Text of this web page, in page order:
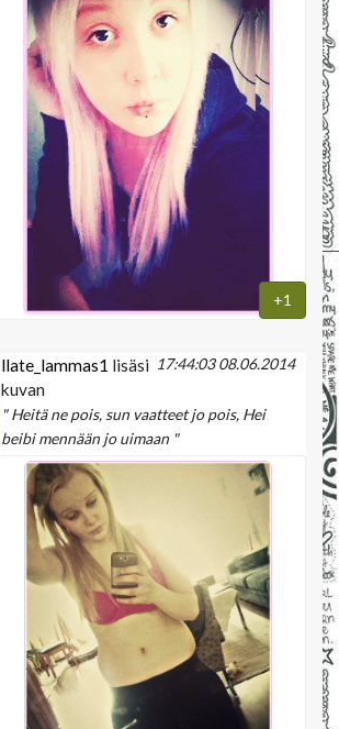
+1
17:44:03 08.06.2014
llate_lammas1 lisäsi
kuvan
" Heitä ne pois, sun vaatteet jo pois, Hei
beibi mennään jo uimaan "